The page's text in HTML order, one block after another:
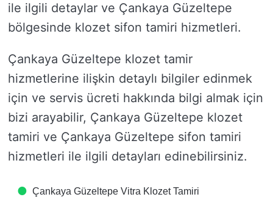
ile ilgili detaylar ve Çankaya Güzeltepe
bölgesinde klozet sifon tamiri hizmetleri.
Çankaya Güzeltepe klozet tamir
hizmetlerine ilişkin detaylı bilgiler edinmek
için ve servis ücreti hakkında bilgi almak için
bizi arayabilir, Çankaya Güzeltepe klozet
tamiri ve Çankaya Güzeltepe sifon tamiri
hizmetleri ile ilgili detayları edinebilirsiniz.
Çankaya Güzeltepe Vitra Klozet Tamiri